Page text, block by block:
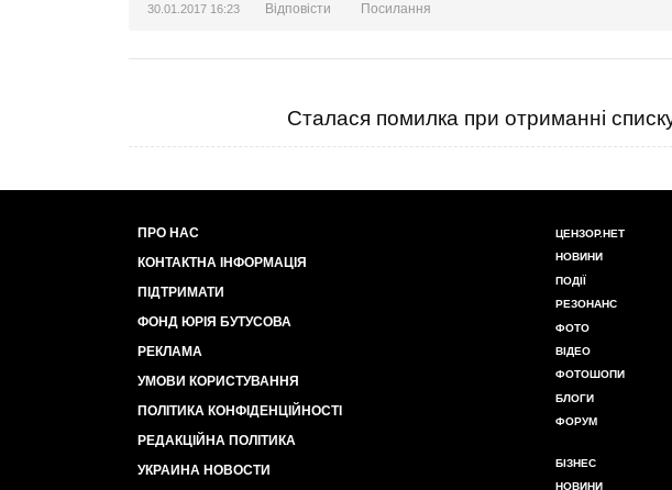
30.01.2017 16:23 Відповісти Посилання
Сталася помилка при отриманні
ПРО НАС
КОНТАКТНА ІНФОРМАЦІЯ
ПІДТРИМАТИ
ФОНД ЮРІЯ БУТУСОВА
РЕКЛАМА
УМОВИ КОРИСТУВАННЯ
ПОЛІТИКА КОНФІДЕНЦІЙНОСТІ
РЕДАКЦІЙНА ПОЛІТИКА
УКРАИНА НОВОСТИ
ЦЕНЗОР.НЕТ
НОВИНИ
ПОДІЇ
РЕЗОНАНС
ФОТО
ВІДЕО
ФОТОШОПИ
БЛОГИ
ФОРУМ
БІЗНЕС
НОВИНИ